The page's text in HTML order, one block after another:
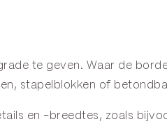
te geven. Waar de
stapelblokken of
en -breedtes, zoals